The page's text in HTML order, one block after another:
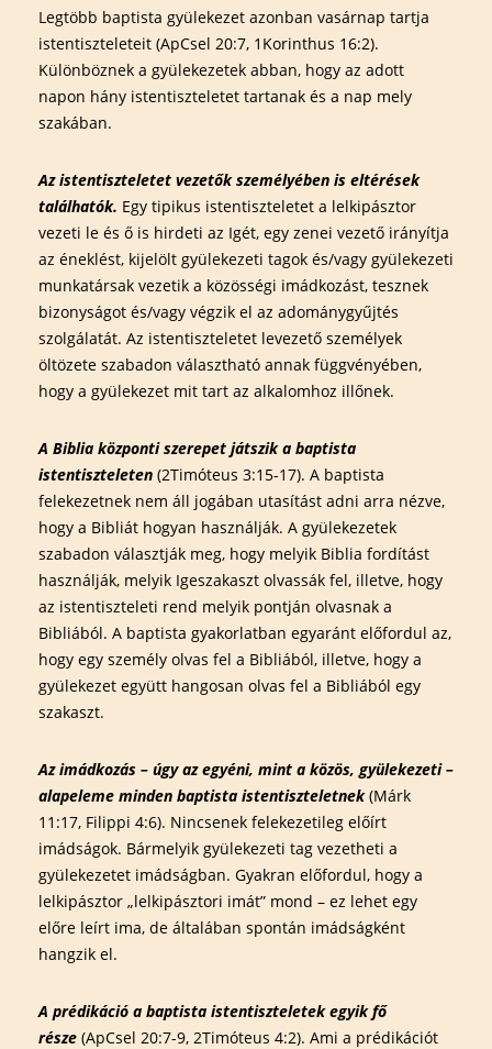
Legtöbb baptista gyülekezet azonban vasárnap tartja
istentiszteleteit (ApCsel 20:7, 1Korinthus 16:2).
Különböznek a gyülekezetek abban, hogy az adott
napon hány istentiszteletet tartanak és a nap mely
szakában.
Az istentiszteletet vezetők személyében is eltérések
találhatók. Egy tipikus istentiszteletet a lelkipásztor
vezeti le és ő is hirdeti az Igét, egy zenei vezető irányítja
az éneklést, kijelölt gyülekezeti tagok és/vagy gyülekezeti
munkatársak vezetik a közösségi imádkozást, tesznek
bizonyságot és/vagy végzik el az adománygyűjtés
szolgálatát. Az istentiszteletet levezető személyek
öltözete szabadon választható annak függvényében,
hogy a gyülekezet mit tart az alkalomhoz illőnek.
A Biblia központi szerepet játszik a baptista
istentiszteleten (2Timóteus 3:15-17). A baptista
felekezetnek nem áll jogában utasítást adni arra nézve,
hogy a Bibliát hogyan használják. A gyülekezetek
szabadon választják meg, hogy melyik Biblia fordítást
használják, melyik Igeszakaszt olvassák fel, illetve, hogy
az istentiszteleti rend melyik pontján olvasnak a
Bibliából. A baptista gyakorlatban egyaránt előfordul az,
hogy egy személy olvas fel a Bibliából, illetve, hogy a
gyülekezet együtt hangosan olvas fel a Bibliából egy
szakaszt.
Az imádkozás – úgy az egyéni, mint a közös, gyülekezeti –
alapeleme minden baptista istentiszteletnek(Márk
11:17, Filippi 4:6). Nincsenek felekezetileg előírt
imádságok. Bármelyik gyülekezeti tag vezetheti a
gyülekezetet imádságban. Gyakran előfordul, hogy a
lelkipásztor „lelkipásztori imát” mond – ez lehet egy
előre leírt ima, de általában spontán imádságként
hangzik el.
A prédikáció a baptista istentiszteletek egyik fő
része (ApCsel 20:7-9, 2Timóteus 4:2). Ami a prédikációt